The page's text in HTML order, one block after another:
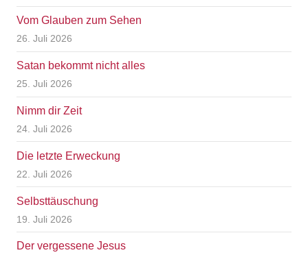
Vom Glauben zum Sehen
26. Juli 2026
Satan bekommt nicht alles
25. Juli 2026
Nimm dir Zeit
24. Juli 2026
Die letzte Erweckung
22. Juli 2026
Selbsttäuschung
19. Juli 2026
Der vergessene Jesus